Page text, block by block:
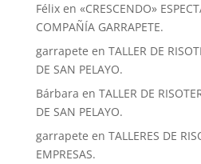
Félixen «CRESCENDO»
COMPAÑÍA GARRAPETE.
garrapete en TALLER DE
DE SAN PELAYO.
Bárbara en TALLER DE
DE SAN PELAYO.
garrapete en TALLERES DE
EMPRESAS.